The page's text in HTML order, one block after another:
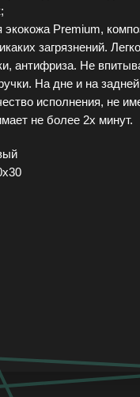
Рrеmium,
загрязнений.
антифриза. Не
На дне и на задней
исполнения, не
не более 2х минут.
Московская область, г.о.